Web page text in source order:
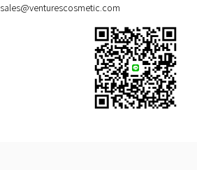
sales@venturescosmetic.com